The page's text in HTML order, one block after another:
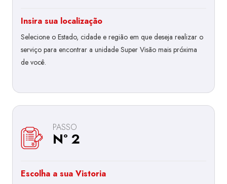
Insira sua localização
Selecione o Estado, cidade e região em que deseja realizar o
serviço para encontrar a unidade Super Visão mais próxima
de você.
PASSO
Nº 2
Escolha a sua Vistoria